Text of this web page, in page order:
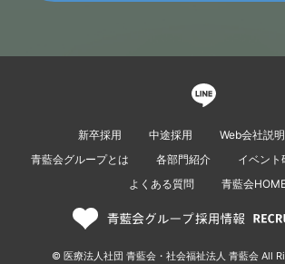
新卒採用 中途採用
Web会社説
青藍会グループとは
各部門紹介 イベント
よくある質問
青藍会
© 医療法人社団 青藍会・社会福祉法人 青藍会 All